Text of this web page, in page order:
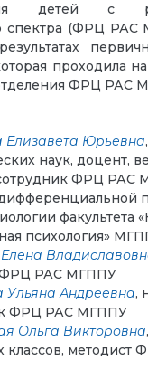
детей с
спектра (ФРЦ
проходила
ФРЦ РАС
Елизавета Юрьевна
наук, доцент,
ФРЦ РАС
факультета
психология»
ФРЦ РАС МГППУ
Ульяна Андреевна,
ФРЦ РАС МГППУ
Ольга Викторовна
классов,